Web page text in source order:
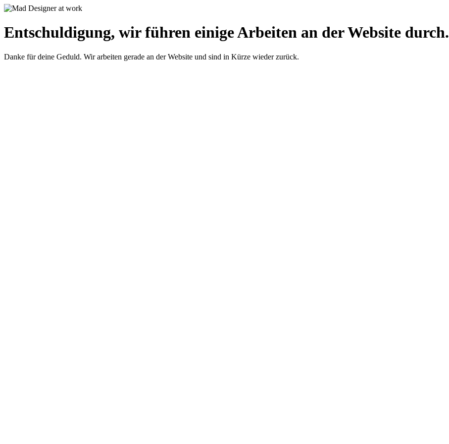
Entschuldigung, wir führen einige Arbeiten an der Website durch.
Danke für deine Geduld. Wir arbeiten gerade an der Website und sind in Kürze wieder zurück.